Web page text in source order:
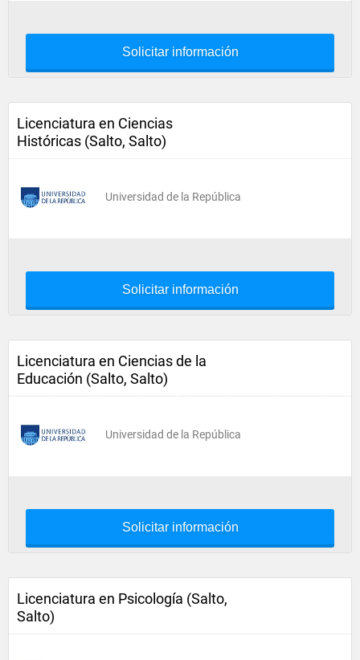
Solicitar información
Licenciatura en Ciencias
Históricas (Salto, Salto)
Universidad de la República
Solicitar información
Licenciatura en Ciencias de la
Educación (Salto, Salto)
Universidad de la República
Solicitar información
Licenciatura en Psicología (Salto,
Salto)